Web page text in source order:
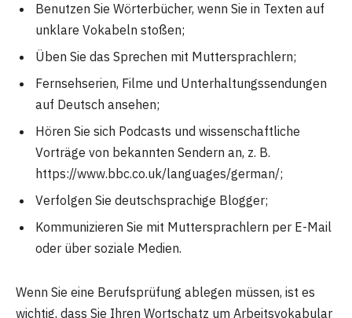
Benutzen Sie Wörterbücher, wenn Sie in Texten auf
unklare Vokabeln stoßen;
Üben Sie das Sprechen mit Muttersprachlern;
Fernsehserien, Filme und Unterhaltungssendungen
auf Deutsch ansehen;
Hören Sie sich Podcasts und wissenschaftliche
Vorträge von bekannten Sendern an, z. B.
https://www.bbc.co.uk/languages/german/;
Verfolgen Sie deutschsprachige Blogger;
Kommunizieren Sie mit Muttersprachlern per E-Mail
oder über soziale Medien.
Wenn Sie eine Berufsprüfung ablegen müssen, ist es
wichtig, dass Sie Ihren Wortschatz um Arbeitsvokabular